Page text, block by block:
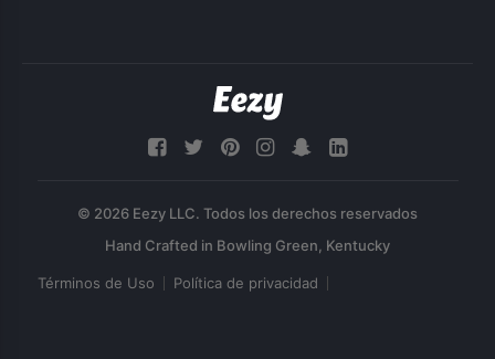
© 2026 Eezy LLC. Todos los derechos reservados
Términos de Uso Política de privacidad